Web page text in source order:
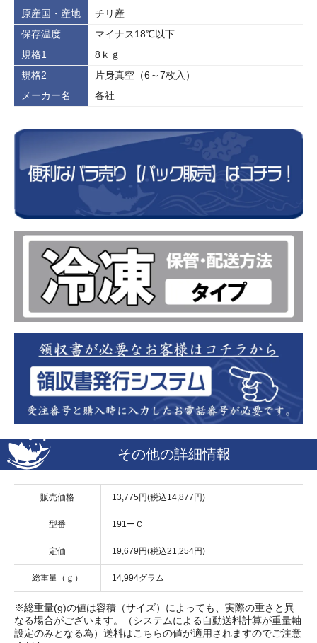
原産国・産地
チリ産
保存温度
マイナス18℃以下
規格1
8ｋｇ
規格2
片身真空（6～7枚入）
メーカー名
各社
その他の詳細情報
販売価格 13,775円(税込14,877円)
型番 191ーＣ
定価 19,679円(税込21,254円)
総重量（ｇ） 14,994グラム
※総重量(g)の値は容積（サイズ）によっても、実際の重さと異
なる場合がございます。（システムによる自動送料計算が重量軸
設定のみとなる為）送料はこちらの値が適用されますのでご注意